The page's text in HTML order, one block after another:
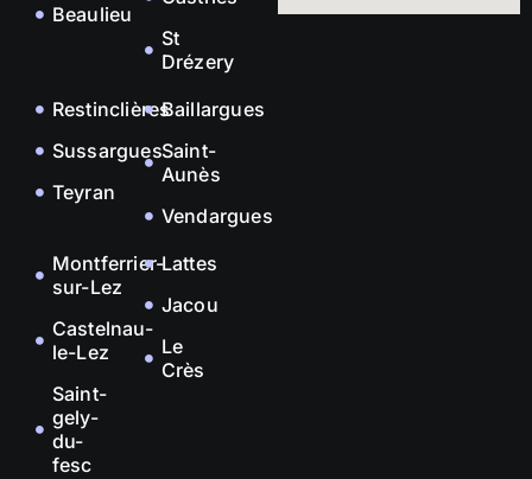
Beaulieu
St
Drézery
Restinclières
Sussargues
Teyran
Baillargues
Saint-
Aunès
Vendargues
Montferrier-
sur-Lez
Castelnau-
le-Lez
Saint-
gely-
du-
fesc
Lattes
Jacou
Le
Crès